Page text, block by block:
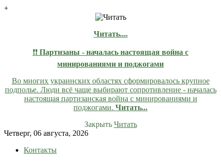
+
Читать....
❗❗ Партизаны - началась настоящая война с
минированиями и поджогами
Во многих украинских областях сформировалось крупное
подполье. Люди всё чаще выбирают сопротивление - началась
настоящая партизанская война с минированиями и
поджогами. Читать...
Закрыть Читать
Skip
content
Четверг, 06 августа, 2026
Контакты